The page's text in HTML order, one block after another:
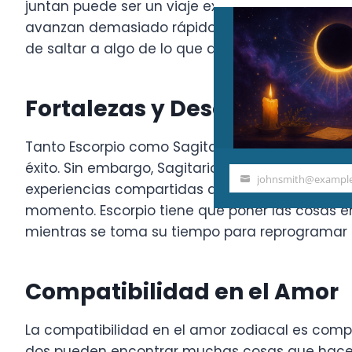
juntan puede ser un viaje extremadamente
avanzan demasiado rápido, inevitablemente
de saltar a algo de lo que ambos puedan
Fortalezas y Desafíos
Tanto Escorpio como Sagitario venel mundo
éxito. Sin embargo, Sagitario es mucho más
experiencias compartidas definitivamente
momento. Escorpio tiene que poner las cosas
mientras se toma su tiempo para
Compatibilidad en el Amor
La compatibilidad en el amor zodiacal es
Your
email